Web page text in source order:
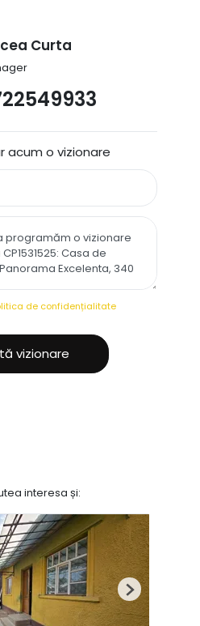
Curta
acum o vizionare
de confidențialitate
vizionare
interesa și:
Next